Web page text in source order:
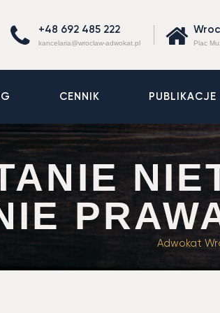
+48 692 485 222
kancelaria@wroclaw-adwokat.pl Plac
CENNIK PUBLIKACJE
Adwokat